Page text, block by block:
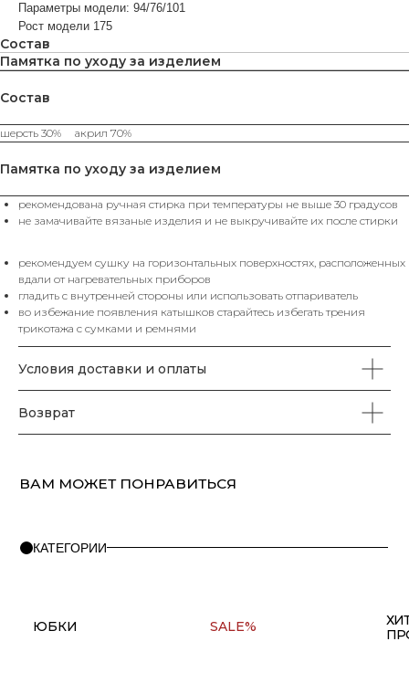
Параметры модели: 94/76/101
Рост модели 175
Состав
Памятка по уходу за изделием
Состав
шерсть 30% акрил 70%
Памятка по уходу за изделием
рекомендована ручная стирка при температуры не выше 30 градусов
не замачивайте вязаные изделия и не выкручивайте их после стирки
рекомендуем сушку на горизонтальных поверхностях, расположенных
вдали от нагревательных приборов
гладить с внутренней стороны или использовать отпариватель
во избежание появления катышков старайтесь избегать трения
трикотажа с сумками и ремнями
Условия доставки и оплаты
Возврат
ВАМ МОЖЕТ ПОНРАВИТЬСЯ
ЮБКИ SALE%
ХИТЫ
ПРОДАЖ
Футболки Поло Топы
Юбки
Платья
Жилеты Брюки
Свитеры
Жакеты
КардиганыКостюмы Комплекты
КАТАЛОГ
FAQ
Политика конфиденциальности